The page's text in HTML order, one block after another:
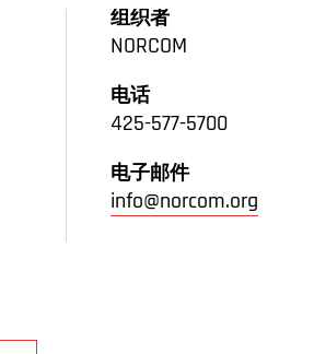
组织者
NORCOM
电话
425-577-5700
电子邮件
info@norcom.org